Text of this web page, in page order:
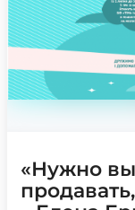
«Нужно